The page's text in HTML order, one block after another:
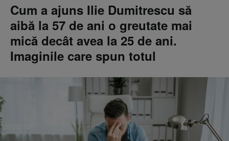
Cum a ajuns Ilie Dumitrescu să
aibă la 57 de ani o greutate mai
mică decât avea la 25 de ani.
Imaginile care spun totul